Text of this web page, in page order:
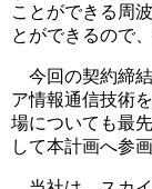
ことができる周
とができるので
今回の契約締
ア情報通信技術
場についても最
して本計画へ参